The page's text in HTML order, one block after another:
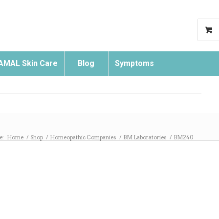
Skin Care Blog Symptoms
Home / Shop / Homeopathic Companies / BM Laboratories / BM240